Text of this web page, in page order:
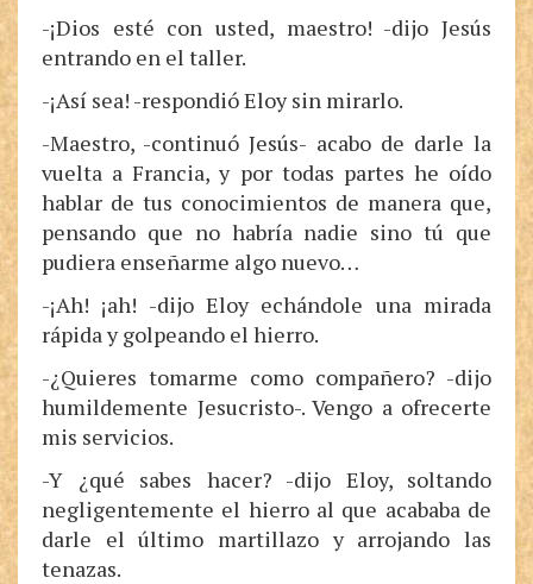
-¡Dios esté con usted, maestro! -dijo Jesús
entrando en el taller.
-¡Así sea! -respondió Eloy sin mirarlo.
-Maestro, -continuó Jesús- acabo de darle la
vuelta a Francia, y por todas partes he oído
hablar de tus conocimientos de manera que,
pensando que no habría nadie sino tú que
pudiera enseñarme algo nuevo…
-¡Ah! ¡ah! -dijo Eloy echándole una mirada
rápida y golpeando el hierro.
-¿Quieres tomarme como compañero? -dijo
humildemente Jesucristo-. Vengo a ofrecerte
mis servicios.
-Y ¿qué sabes hacer? -dijo Eloy, soltando
negligentemente el hierro al que acababa de
darle el último martillazo y arrojando las
tenazas.